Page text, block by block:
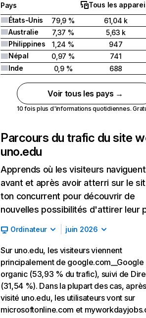
Pays
Tous les
États-Unis
79,9 %
61,04 k
Australie
7,37 %
5,63 k
Philippines
1,24 %
947
Népal
0,97 %
741
Inde
0,9 % 688
Voir tous les pays →
10 fois plus d'informations quotidiennes.
Parcours du trafic du site
uno.edu
Apprends où les visiteurs naviguent
avant et après avoir atterri sur le
ton concurrent pour découvrir de
nouvelles possibilités d'attirer leur
Ordinateur juin 2026
Sur uno.edu, les visiteurs viennent
principalement de google.com__Google
organic (53,93 % du trafic), suivi de
(31,54 %). Dans la plupart des cas,
visité uno.edu, les utilisateurs vont sur
microsoftonline.com et